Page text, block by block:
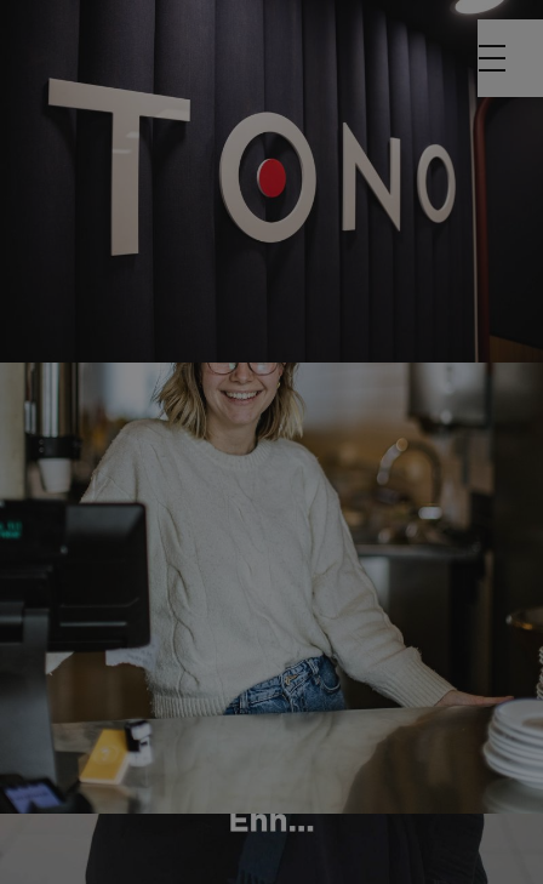
MUSIKKEN
FORSTERKER
OPPLEVELSEN
En bakgrunns­
musikkavis fra
"Alt for Norge": Fra Drillos i USA ‘94 til USA ‘26
Les artikkel
SLIK FÅR HAN
STRØMMETALL I
MILLARD­
KLASSEN
Les mer
APPLETIFY GIR
DEG RIKTIG